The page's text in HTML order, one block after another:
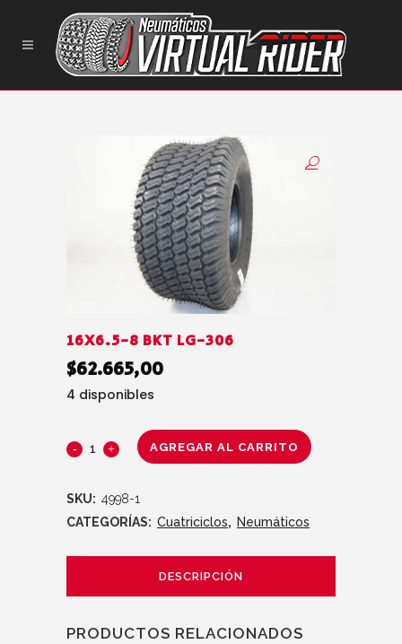
16X6.5-8 BKT LG-306
$62.665,00
4 disponibles
AGREGAR AL CARRITO
SKU: 4998-1
CATEGORÍAS: Cuatriciclos, Neumáticos
DESCRIPCIÓN
PRODUCTOS RELACIONADOS